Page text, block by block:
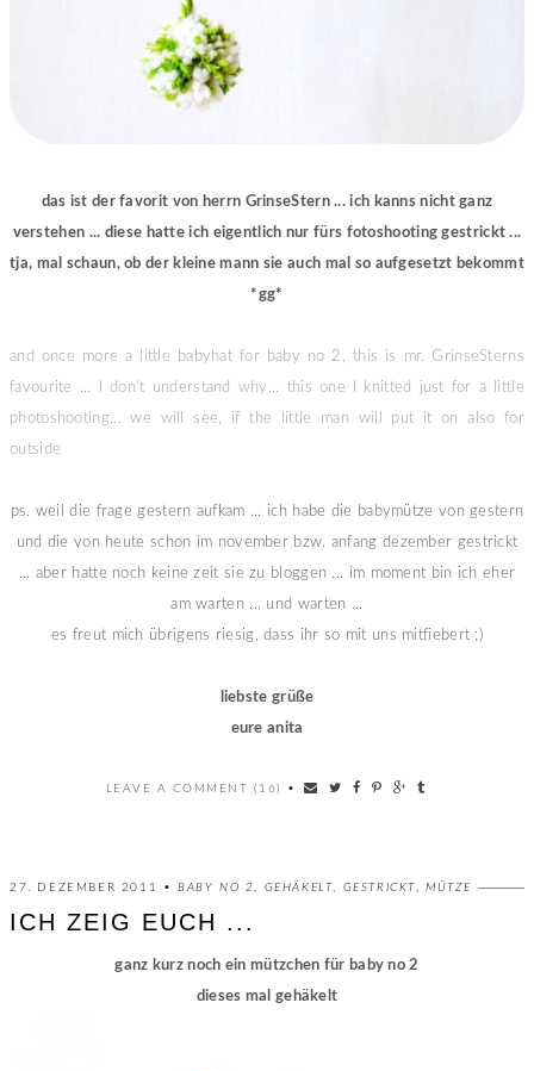
das ist der favorit von herrn GrinseStern ... ich kanns nicht ganz
verstehen ... diese hatte ich eigentlich nur fürs fotoshooting gestrickt ...
tja, mal schaun, ob der kleine mann sie auch mal so aufgesetzt bekommt
*gg*
and once more a little babyhat for baby no 2, this is mr. GrinseSterns
favourite ... I don't understand why... this one I knitted just for a little
photoshooting... we will see, if the little man will put it on also for
outside
ps. weil die frage gestern aufkam ... ich habe die babymütze von gestern
und die von heute schon im november bzw. anfang dezember gestrickt
... aber hatte noch keine zeit sie zu bloggen ... im moment bin ich eher
am warten ... und warten ...
es freut mich übrigens riesig, dass ihr so mit uns mitfiebert ;)
liebste grüße
eure anita
LEAVE A COMMENT (16) •
27. DEZEMBER 2011 • BABY NO 2 GEHÄKELT GESTRICKT ,MÜTZE
ICH ZEIG EUCH ...
ganz kurz noch ein mützchen für baby no 2
dieses mal gehäkelt